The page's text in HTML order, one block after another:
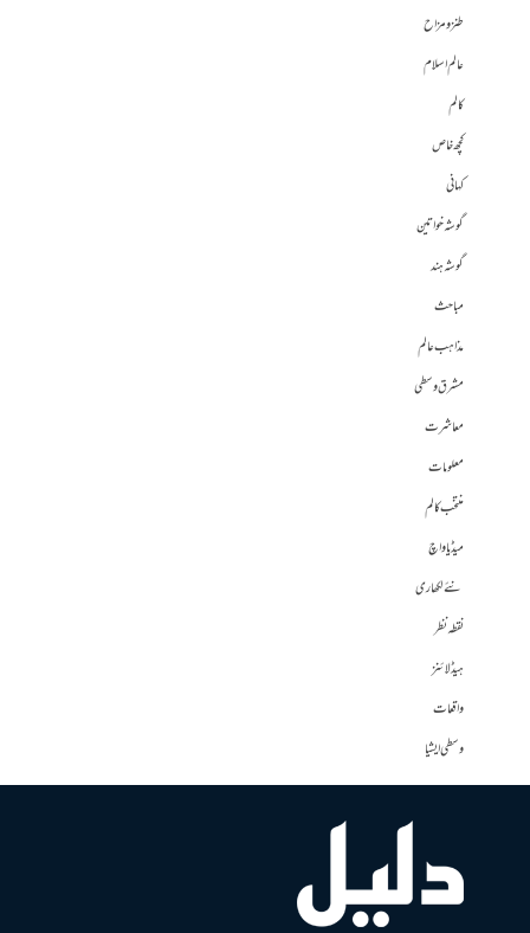
طنز و مزاح
عالم اسلام
کالم
کچھ خاص
کہانی
گوشہ خواتین
گوشہ ہند
مباحث
مذاہب عالم
مشرق وسطی
معاشرت
معلومات
منتخب کالم
میڈیا واچ
نئے لکھاری
نقطہ نظر
ہیڈلائنز
واقعات
وسطی ایشیا